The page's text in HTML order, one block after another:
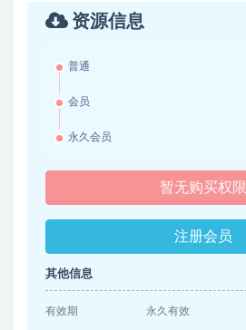
资源信息
普通
会员
永久会员
暂无购买权限
注册会员
其他信息
有效期 永久有效